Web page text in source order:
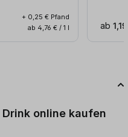
+ 0,25 € Pfand
ab 4,76 € / 1 l
ab
online kaufen